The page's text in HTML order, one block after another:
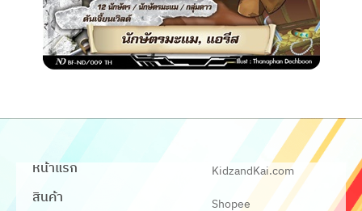
หน้าแรก
สินค้า
KidzandKai.com
Shopee